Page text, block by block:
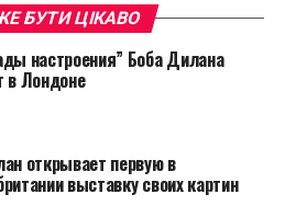
60-х годов. Это истории
персонажей,
и мест, когда-то
свою кожу в
БУТИ ЦІКАВО
настроения” Боба Дилана
в Лондоне
открывает первую в
выставку своих картин